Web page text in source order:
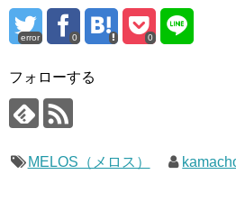
error 0 0
フォローする
MELOS（メロス）